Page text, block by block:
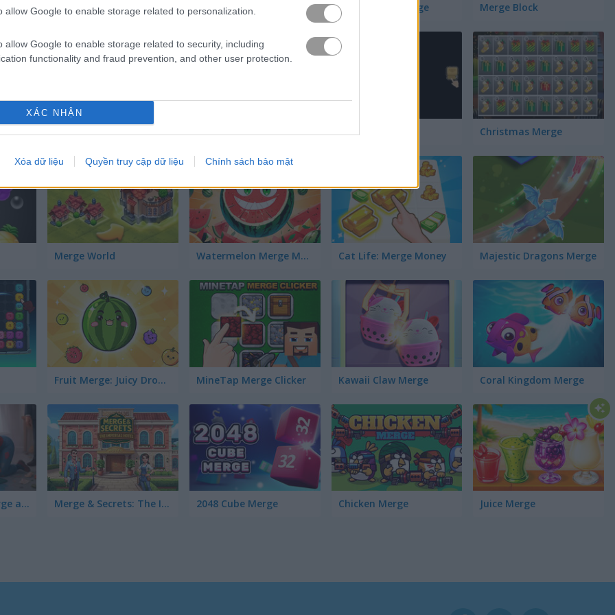
allow Google to enable storage related to personalization.
allow Google to enable storage related to security, including
functionality and fraud prevention, and other user protection.
XÁC NHẬN
Xóa dữ liệu Quyền truy cập dữ liệu Chính sách bảo mật
Medieval Merge Easter Merge 2048: Link 'n Merge Merge Block
Flower Merge Merge Monsters Army Merge Jewels Christmas Merge
Merge World Watermelon Merge Mobile Cat Life: Merge Money Majestic Dragons Merge
Fruit Merge: Juicy Drop Game MineTap Merge Clicker Kawaii Claw Merge Coral Kingdom Merge
Piece of Cake: Merge and Bake Merge & Secrets: The Imperial Hotel 2048 Cube Merge Chicken Merge Juice Merge